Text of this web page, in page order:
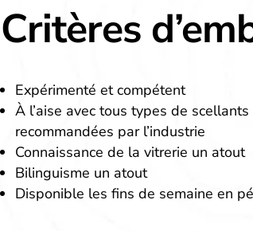
Critères
Expérimenté et compétent
À l’aise avec tous types de
recommandées par l’industrie
Connaissance de la vitrerie un atout
Bilinguisme un atout
Disponible les fins de semaine en